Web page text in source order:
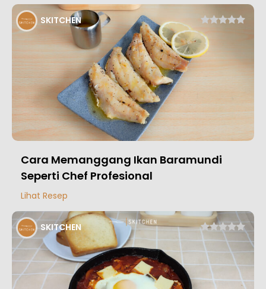
SKITCHEN
Cara Memanggang Ikan Baramundi
Seperti Chef Profesional
Lihat Resep
SKITCHEN